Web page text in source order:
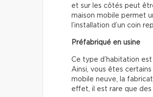
et sur les côtés peut
maison mobile permet
l’installation d’un coin
Préfabriqué en usine
Ce type d’habitation
Ainsi, vous êtes
mobile neuve, la
effet, il est rare que